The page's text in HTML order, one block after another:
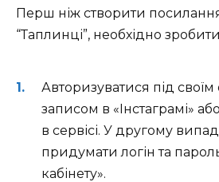
Перш ніж створити
“Таплинці”, необхідно
Авторизуватися під
записом в «Інстаграмі»
в сервісі. У другому
придумати логін та
кабінету».